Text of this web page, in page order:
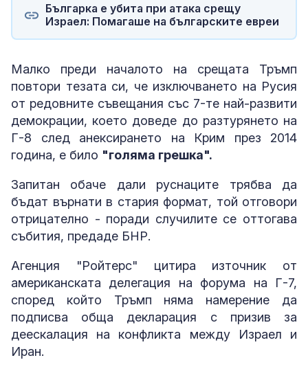
Българка e убита при атака срещу
Израел: Помагаше на българските евреи
Малко преди началото на срещата Тръмп
повтори тезата си, че изключването на Русия
от редовните съвещания със 7-те най-развити
демокрации, което доведе до разтурянето на
Г-8 след анексирането на Крим през 2014
година, е било "голяма грешка".
Запитан обаче дали руснаците трябва да
бъдат върнати в стария формат, той отговори
отрицателно - поради случилите се оттогава
събития, предаде БНР.
Агенция "Ройтерс" цитира източник от
американската делегация на форума на Г-7,
според който Тръмп няма намерение да
подписва обща декларация с призив за
деескалация на конфликта между Израел и
Иран.